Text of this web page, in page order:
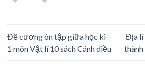
Đề cương ôn tập giữa học kì
1 môn Vật lí 10 sách Cánh diều
Địa lí
thành